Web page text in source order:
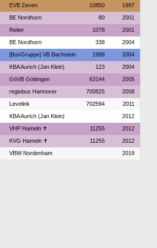
EVB Zeven 10850 1997
BE Nordhorn 80 2001
Reiter 1078 2001
BE Nordhorn 338 2004
[BusGruppe] VB Bachstein 1989 2004
KBA Aurich (Jan Klein) 123 2004
GöVB Göttingen 63144 2005
regiobus Hannover 700825 2008
Levelink 702594 2011
KBA Aurich (Jan Klein) 2012
VHP Hameln ✝ 11255 2012
KVG Hameln ✝ 11255 2012
VBW Nordenham 2019